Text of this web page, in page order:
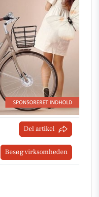
Del artikel
Besøg virksomheden